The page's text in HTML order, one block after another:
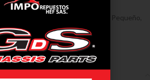
neon,Bujes - Dodge,
Inferior Neon 1990/1996 Grande / Pequeño